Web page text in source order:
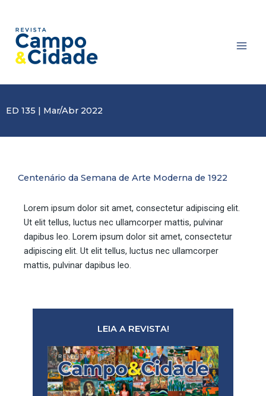
conteúdo
ED 135 | Mar/Abr 2022
Centenário da Semana de Arte Moderna de 1922
Lorem ipsum dolor sit amet, consectetur adipiscing elit.
Ut elit tellus, luctus nec ullamcorper mattis, pulvinar
dapibus leo. Lorem ipsum dolor sit amet, consectetur
adipiscing elit. Ut elit tellus, luctus nec ullamcorper
mattis, pulvinar dapibus leo.
LEIA A REVISTA!